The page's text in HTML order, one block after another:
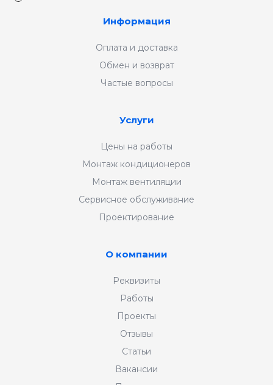
Информация
Оплата и доставка
Обмен и возврат
Частые вопросы
Услуги
Цены на работы
Монтаж кондиционеров
Монтаж вентиляции
Сервисное обслуживание
Проектирование
О компании
Реквизиты
Работы
Проекты
Отзывы
Статьи
Вакансии